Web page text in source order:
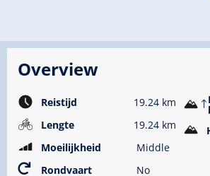
Overview
Reistijd
19.24 km
Lengte
19.24 km
Moeilijkheid
Middle
Rondvaart
No